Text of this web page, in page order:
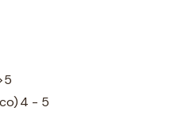
4 - 5